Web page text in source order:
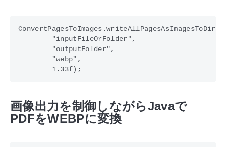
ConvertPagesToImages.writeAllPagesAsImagesToDir(
        "inputFileOrFolder",
        "outputFolder",
        "webp",
画像出力を制御しながらJavaで
PDFをWEBPに変換